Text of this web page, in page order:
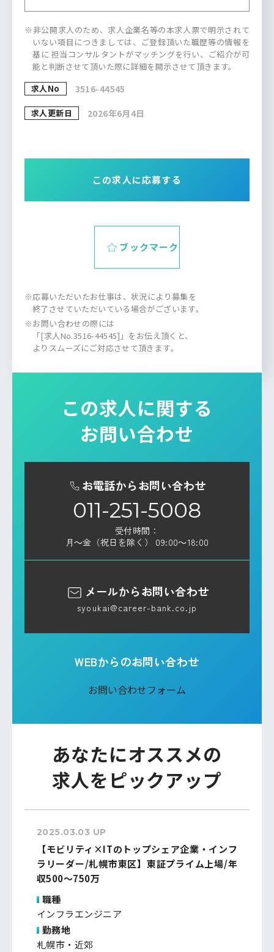
※非公開求人のため、求人企業名等の本求人票で明示されて
いない項目につきましては、ご登録頂いた職歴等の情報を
基に 担当コンサルタントがマッチングを行い、ご紹介が可
能と判断させて頂いた際に詳細を開示させて頂きます。
求人No
3516-44545
求人更新日 2026年6月4日
この求人に応募する
ブックマーク
※応募いただいたお仕事は、状況により募集を
終了させていただいている場合がございます。
※お問い合わせの際には
「[求人No.3516-44545]」をお伝え頂くと、
よりスムーズにご対応させて頂きます。
この求人に関する
お問い合わせ
お電話からお問い合わせ
011-251-5008
受付時間：
月～金（祝日を除く） 09:00～18:00
メールからお問い合わせ
syoukai@career-bank.co.jp
WEBからのお問い合わせ
お問い合わせフォーム
あなたにオススメの
求人をピックアップ
2025.03.03 UP
【モビリティ×ITのトップシェア企業・インフ
ラリーダー/札幌市東区】東証プライム上場/年
収500～750万
職種
インフラエンジニア
勤務地
札幌市・近郊